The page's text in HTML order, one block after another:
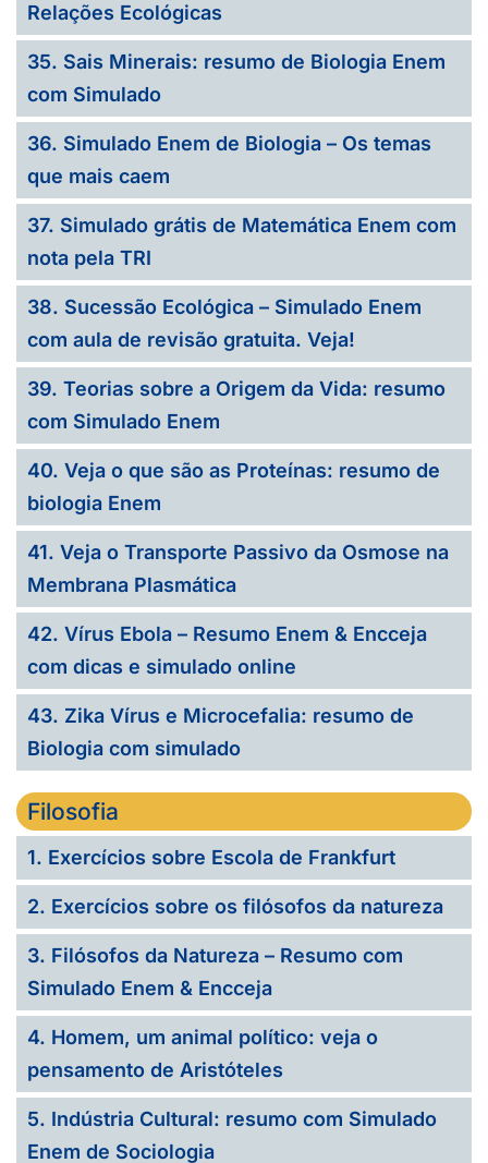
Relações Ecológicas
35. Sais Minerais: resumo de Biologia Enem
com Simulado
36. Simulado Enem de Biologia – Os temas
que mais caem
37. Simulado grátis de Matemática Enem com
nota pela TRI
38. Sucessão Ecológica – Simulado Enem
com aula de revisão gratuita. Veja!
39. Teorias sobre a Origem da Vida: resumo
com Simulado Enem
40. Veja o que são as Proteínas: resumo de
biologia Enem
41. Veja o Transporte Passivo da Osmose na
Membrana Plasmática
42. Vírus Ebola – Resumo Enem & Encceja
com dicas e simulado online
43. Zika Vírus e Microcefalia: resumo de
Biologia com simulado
Filosofia
1. Exercícios sobre Escola de Frankfurt
2. Exercícios sobre os filósofos da natureza
3. Filósofos da Natureza – Resumo com
Simulado Enem & Encceja
4. Homem, um animal político: veja o
pensamento de Aristóteles
5. Indústria Cultural: resumo com Simulado
Enem de Sociologia